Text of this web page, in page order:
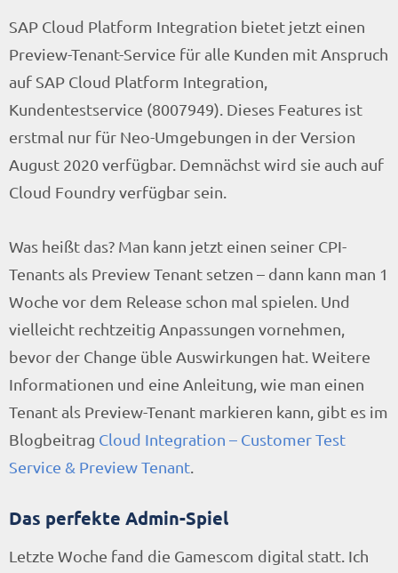
SAP Cloud Platform Integration bietet jetzt einen
Preview-Tenant-Service für alle Kunden mit Anspruch
auf SAP Cloud Platform Integration,
Kundentestservice (8007949). Dieses Features ist
erstmal nur für Neo-Umgebungen in der Version
August 2020 verfügbar. Demnächst wird sie auch auf
Cloud Foundry verfügbar sein.
Was heißt das? Man kann jetzt einen seiner CPI-
Tenants als Preview Tenant setzen – dann kann man 1
Woche vor dem Release schon mal spielen. Und
vielleicht rechtzeitig Anpassungen vornehmen,
bevor der Change üble Auswirkungen hat. Weitere
Informationen und eine Anleitung, wie man einen
Tenant als Preview-Tenant markieren kann, gibt es im
Blogbeitrag Cloud Integration – Customer Test
Service & Preview Tenant
Das perfekte Admin-Spiel
Letzte Woche fand die Gamescom digital statt. Ich